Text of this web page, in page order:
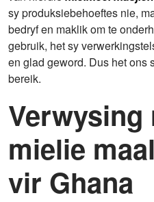
sy produksiebehoeftes nie,
bedryf en maklik om te
gebruik, het sy
en glad geword. Dus het ons
bereik.
Verwysing
mielie
vir Ghana